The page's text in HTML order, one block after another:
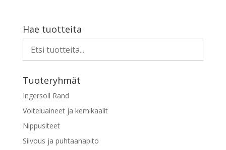
on
useampi
muunnelma.
Voit
valinnat
tuotteen
sivulla.
Hae tuotteita
Tuoteryhmät
Ingersoll Rand
Voiteluaineet ja kemikaalit
Nippusiteet
Siivous ja puhtaanapito